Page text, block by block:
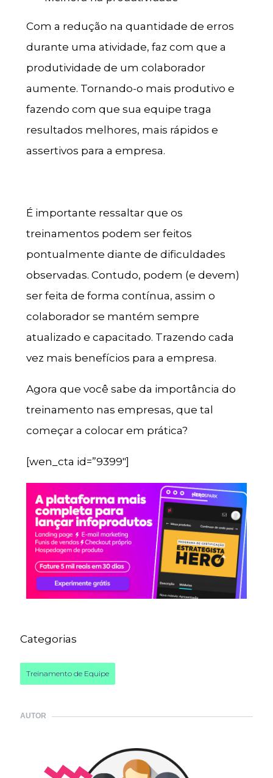
Com a redução na quantidade de erros
durante uma atividade, faz com que a
produtividade de um colaborador
aumente. Tornando-o mais produtivo e
fazendo com que sua equipe traga
resultados melhores, mais rápidos e
assertivos para a empresa.
É importante ressaltar que os
treinamentos podem ser feitos
pontualmente diante de dificuldades
observadas. Contudo, podem (e devem)
ser feita de forma contínua, assim o
colaborador se mantém sempre
atualizado e capacitado. Trazendo cada
vez mais benefícios para a empresa.
Agora que você sabe da importância do
treinamento nas empresas, que tal
começar a colocar em prática?
[wen_cta id=”9399″]
Categorias
Treinamento de Equipe
AUTOR